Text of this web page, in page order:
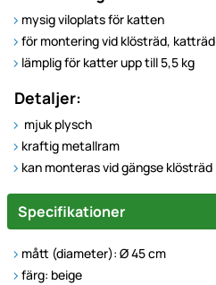
mysig viloplats för katten
för montering vid klösträd, katträd
lämplig för katter upp till 5,5 kg
Detaljer:
mjuk plysch
kraftig metallram
kan monteras vid gängse klösträd
Specifikationer
mått (diameter): Ø 45 cm
färg: beige